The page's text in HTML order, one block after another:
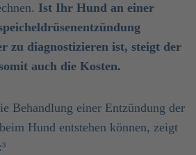
Ist Ihr Hund an einer
zu diagnostizieren ist, steigt der
auch die Kosten.
Behandlung einer Entzündung der
Hund entstehen können, zeigt